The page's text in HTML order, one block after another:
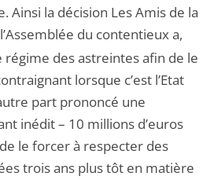
la décision Les Amis de la
du contentieux a,
régime des astreintes afin de le
lorsque c’est l’Etat
part prononcé une
inédit – 10 millions d’euros
le forcer à respecter des
trois ans plus tôt en matière